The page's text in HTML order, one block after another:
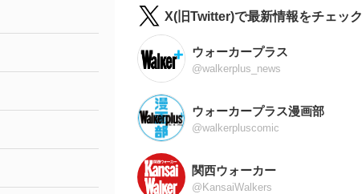
X(旧Twitter)で最新情報をチェック
ウォーカープラス
@walkerplus_news
ウォーカープラス漫画部
@walkerpluscomic
関西ウォーカー
@KansaiWalkers